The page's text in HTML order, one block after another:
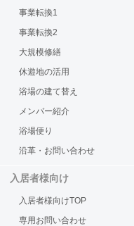
事業転換1
事業転換2
大規模修繕
休遊地の活用
浴場の建て替え
メンバー紹介
浴場便り
沿革・お問い合わせ
入居者様向け
入居者様向けTOP
専用お問い合わせ